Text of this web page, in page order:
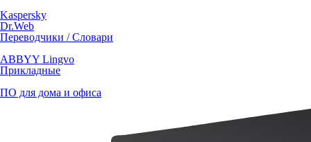
Kaspersky
Dr.Web
Переводчики / Словари
ABBYY Lingvo
Прикладные
ПО для дома и офиса